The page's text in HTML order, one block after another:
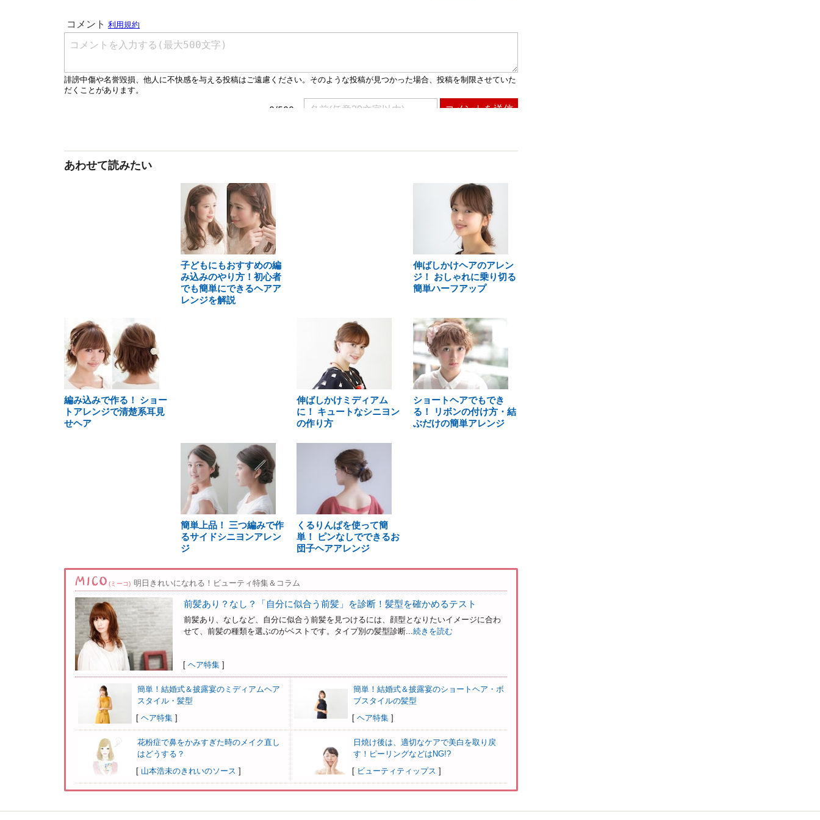
あわせて読みたい
子どもにもおすすめの編
み込みのやり方！初心者
でも簡単にできるヘアア
レンジを解説
伸ばしかけヘアのアレン
ジ！ おしゃれに乗り切る
簡単ハーフアップ
編み込みで作る！ ショー
トアレンジで清楚系耳見
せヘア
伸ばしかけミディアム
に！ キュートなシニヨン
の作り方
ショートヘアでもでき
る！ リボンの付け方・結
ぶだけの簡単アレンジ
簡単上品！ 三つ編みで作
るサイドシニヨンアレン
ジ
くるりんぱを使って簡
単！ ピンなしでできるお
団子ヘアアレンジ
(ミーコ) 明日きれいになれる！ビューティ特集＆コラム
前髪あり？なし？「自分に似合う前髪」を診断！髪型を確かめるテスト
前髪あり、なしなど、自分に似合う前髪を見つけるには、顔型となりたいイメージに合わ
せて、前髪の種類を選ぶのがベストです。タイプ別の髪型診断...続きを読む
[ ヘア特集 ]
簡単！結婚式＆披露宴のミディアムヘア
スタイル・髪型
[ ヘア特集 ]
簡単！結婚式＆披露宴のショートヘア・ボ
ブスタイルの髪型
[ ヘア特集 ]
花粉症で鼻をかみすぎた時のメイク直し
はどうする？
[ 山本浩未のきれいのソース ]
日焼け後は、適切なケアで美白を取り戻
す！ピーリングなどはNG!?
[ ビューティティップス ]